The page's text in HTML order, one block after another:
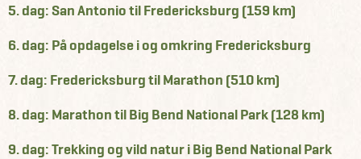
5. dag: San Antonio til Fredericksburg (159 km)
6. dag: På opdagelse i og omkring Fredericksburg
7. dag: Fredericksburg til Marathon (510 km)
8. dag: Marathon til Big Bend National Park (128 km)
9. dag: Trekking og vild natur i Big Bend National Park